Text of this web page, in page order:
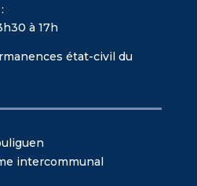
à 17h
état-civil du
intercommunal